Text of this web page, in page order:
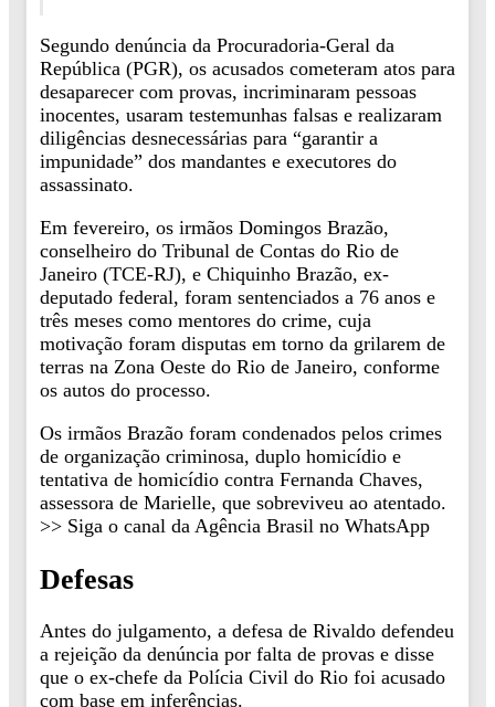
Segundo denúncia da Procuradoria-Geral da
República (PGR), os acusados cometeram atos para
desaparecer com provas, incriminaram pessoas
inocentes, usaram testemunhas falsas e realizaram
diligências desnecessárias para “garantir a
impunidade” dos mandantes e executores do
assassinato.
Em fevereiro, os irmãos Domingos Brazão,
conselheiro do Tribunal de Contas do Rio de
Janeiro (TCE-RJ), e Chiquinho Brazão, ex-
deputado federal, foram sentenciados a 76 anos e
três meses como mentores do crime, cuja
motivação foram disputas em torno da grilarem de
terras na Zona Oeste do Rio de Janeiro, conforme
os autos do processo.
Os irmãos Brazão foram condenados pelos crimes
de organização criminosa, duplo homicídio e
tentativa de homicídio contra Fernanda Chaves,
assessora de Marielle, que sobreviveu ao atentado.
>> Siga o canal da Agência Brasil no WhatsApp
Defesas
Antes do julgamento, a defesa de Rivaldo defendeu
a rejeição da denúncia por falta de provas e disse
que o ex-chefe da Polícia Civil do Rio foi acusado
com base em inferências.